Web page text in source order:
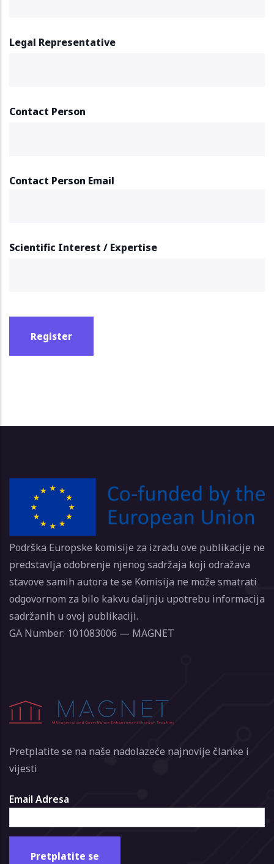
Legal Representative
Contact Person
Contact Person Email
Scientific Interest / Expertise
Podrška Europske komisije za izradu ove publikacije ne
predstavlja odobrenje njenog sadržaja koji odražava
stavove samih autora te se Komisija ne može smatrati
odgovornom za bilo kakvu daljnju upotrebu informacija
sadržanih u ovoj publikaciji.
GA Number: 101083006 — MAGNET
Pretplatite se na naše nadolazeće najnovije članke i
vijesti
Email Adresa